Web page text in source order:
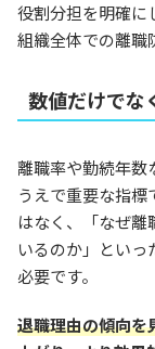
役割分担を明確に
組織全体での離職
数値だけでな
離職率や勤続年数
うえで重要な指標
はなく、「なぜ
いるのか」とい
必要です。
退職理由の傾向を